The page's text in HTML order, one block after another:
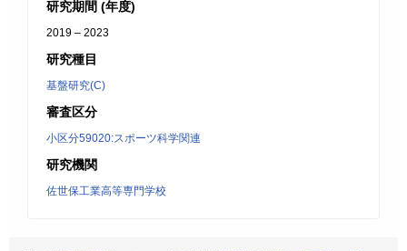
研究期間 (年度)
2019 – 2023
研究種目
基盤研究(C)
審査区分
小区分59020:スポーツ科学関連
研究機関
佐世保工業高等専門学校